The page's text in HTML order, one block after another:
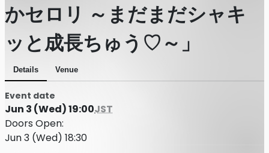
かセロリ ～まだまだシャキ
ッと成長ちゅう♡～」
Details Venue
Event date
Jun 3 (Wed) 19:00JST
Doors Open:
Jun 3 (Wed) 18:30